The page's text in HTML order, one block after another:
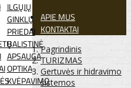
ILGŲJŲ
GINKLŲ
PRIEDAI
BALISTINĖ
APSAUGA
OPTIKA
KVĖPAVIMO
APIE MUS
KONTAKTAI
Pagrindinis
TURIZMAS
Gertuvės ir hidravimo
sistemos